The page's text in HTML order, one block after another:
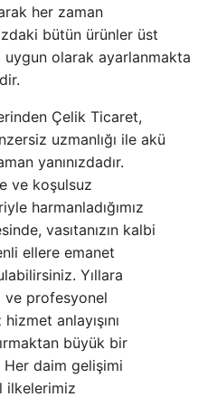
her zaman
bütün ürünler üst
olarak ayarlanmakta
Çelik Ticaret,
uzmanlığı ile akü
yanınızdadır.
ve koşulsuz
harmanladığımız
vasıtanızın kalbi
ellere emanet
Yıllara
ve profesyonel
anlayışını
büyük bir
daim gelişimi
ilkelerimiz